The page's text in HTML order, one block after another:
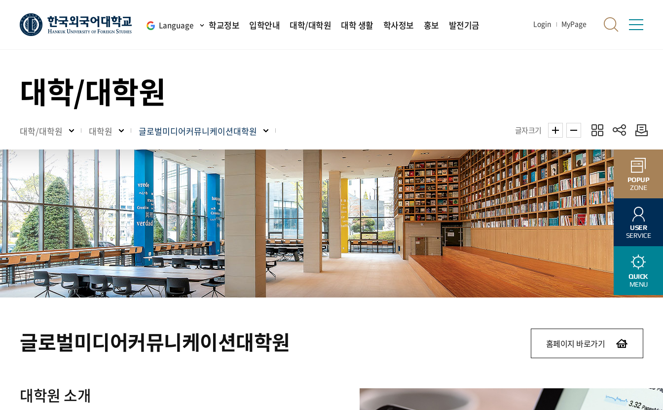
Language 학교정보 입학안내 대학/대학원 대학 생활 학사정보 홍보 발전기금 Login MyPage
대학/대학원
대학/대학원 대학원 글로벌미디어커뮤니케이션대학원 글자크기
글로벌미디어커뮤니케이션대학원 홈페이지 바로가기
대학원 소개
POPUP
ZONE
USER
SERVICE
QUICK
MENU